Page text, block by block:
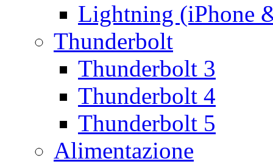
Lightning (iPhone
Thunderbolt
Thunderbolt 3
Thunderbolt 4
Thunderbolt 5
Alimentazione